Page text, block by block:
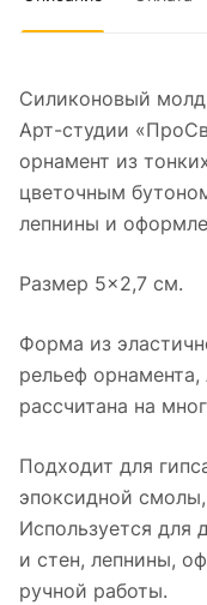
Силиконовый молд
Арт-студии
орнамент из
цветочным
лепнины и
Размер 5×2,7 см.
Форма из
рельеф орнамента,
рассчитана на
Подходит для
эпоксидной
Используется для
и стен, лепнины,
ручной работы.